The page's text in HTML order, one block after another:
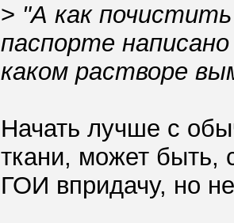
> "А как
паспорте
каком растворе
Начать лучше с
ткани, может быть,
ГОИ впридачу, но